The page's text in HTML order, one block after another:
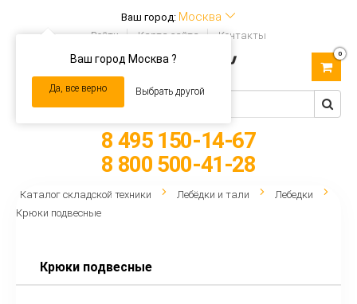
Ваш город: Москва
Ваш город Москва ?
Да, все верно Выбрать другой
Войти Карта сайта Контакты
navigation
0
8 495 150-14-67
8 800 500-41-28
Каталог складской техники Лебёдки и тали
Лебедки
Крюки подвесные
Крюки подвесные